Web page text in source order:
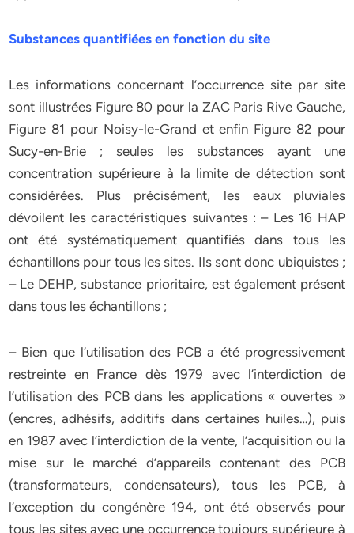
Substances quantifiées en fonction du site
Les informations concernant l’occurrence site par site
sont illustrées Figure 80 pour la ZAC Paris Rive Gauche,
Figure 81 pour Noisy-le-Grand et enfin Figure 82 pour
Sucy-en-Brie ; seules les substances ayant une
concentration supérieure à la limite de détection sont
considérées. Plus précisément, les eaux pluviales
dévoilent les caractéristiques suivantes : – Les 16 HAP
ont été systématiquement quantifiés dans tous les
échantillons pour tous les sites. Ils sont donc ubiquistes ;
– Le DEHP, substance prioritaire, est également présent
dans tous les échantillons ;
– Bien que l’utilisation des PCB a été progressivement
restreinte en France dès 1979 avec l’interdiction de
l’utilisation des PCB dans les applications « ouvertes »
(encres, adhésifs, additifs dans certaines huiles…), puis
en 1987 avec l’interdiction de la vente, l’acquisition ou la
mise sur le marché d’appareils contenant des PCB
(transformateurs, condensateurs), tous les PCB, à
l’exception du congénère 194, ont été observés pour
tous les sites avec une occurrence toujours supérieure à